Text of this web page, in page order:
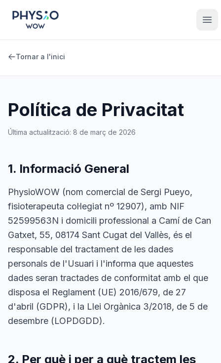
Physio WOW
Tornar a l'inici
Política de Privacitat
Última actualització: 8 de març de 2026
1. Informació General
PhysioWOW (nom comercial de Sergi Pueyo,
fisioterapeuta col·legiat nº 12907), amb NIF
52599563N i domicili professional a Camí de Can
Gatxet, 55, 08174 Sant Cugat del Vallès, és el
responsable del tractament de les dades
personals de l'Usuari i l'informa que aquestes
dades seran tractades de conformitat amb el que
disposa el Reglament (UE) 2016/679, de 27
d'abril (GDPR), i la Llei Orgànica 3/2018, de 5 de
desembre (LOPDGDD).
2. Per què i per a què tractem les